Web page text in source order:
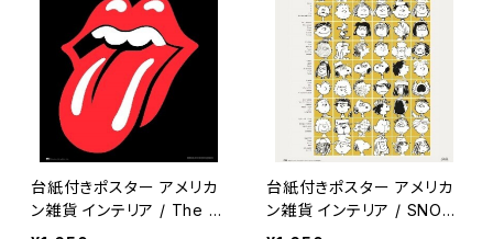
台紙付きポスター アメリカ
ン雑貨 インテリア / The R
olling Stones metal wall
台紙付きポスター アメリカ
ン雑貨 インテリア / SNOO
PY WHO‘S WHO metal